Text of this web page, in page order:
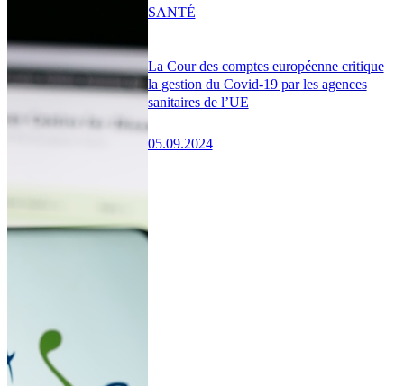
La Cour des comptes européenne critique
la gestion du Covid-19 par les agences
sanitaires de l’UE
05.09.2024
SANTÉ